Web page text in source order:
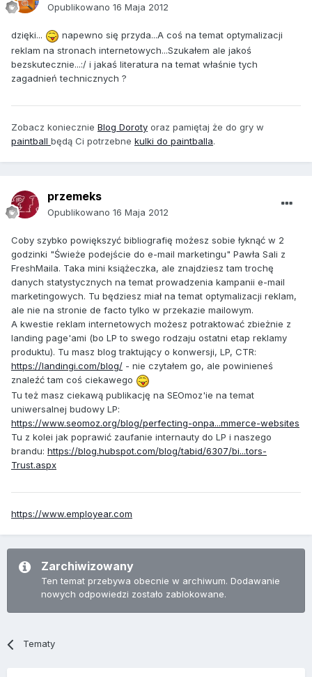
Opublikowano 16 Maja 2012
dzięki...
napewno się przyda...A coś na temat optymalizacji
reklam na stronach internetowych...Szukałem ale jakoś
bezskutecznie...:/ i jakaś literatura na temat właśnie tych
zagadnień technicznych ?
Zobacz koniecznie Blog Doroty oraz pamiętaj że do gry w
paintball będą Ci potrzebne kulki do paintballa.
przemeks
Opublikowano 16 Maja 2012
Coby szybko powiększyć bibliografię możesz sobie łyknąć w 2
godzinki "Świeże podejście do e-mail marketingu" Pawła Sali z
FreshMaila. Taka mini książeczka, ale znajdziesz tam trochę
danych statystycznych na temat prowadzenia kampanii e-mail
marketingowych. Tu będziesz miał na temat optymalizacji reklam,
ale nie na stronie de facto tylko w przekazie mailowym.
A kwestie reklam internetowych możesz potraktować zbieżnie z
landing page'ami (bo LP to swego rodzaju ostatni etap reklamy
produktu). Tu masz blog traktujący o konwersji, LP, CTR:
https://landingi.com/blog/ - nie czytałem go, ale powinieneś
znaleźć tam coś ciekawego
Tu też masz ciekawą publikację na SEOmoz'ie na temat
uniwersalnej budowy LP:
https://www.seomoz.org/blog/perfecting-onpa...mmerce-websites
Tu z kolei jak poprawić zaufanie internauty do LP i naszego
brandu: https://blog.hubspot.com/blog/tabid/6307/bi...tors-
Trust.aspx
https://www.employear.com
Zarchiwizowany
Ten temat przebywa obecnie w archiwum. Dodawanie
nowych odpowiedzi zostało zablokowane.
Tematy